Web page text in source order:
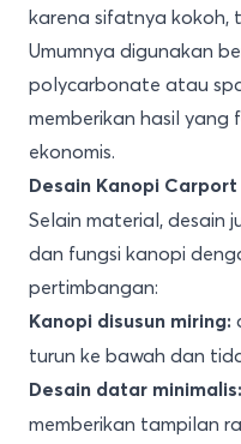
karena sifatnya kokoh,
Umumnya digunakan
polycarbonate atau
memberikan hasil yang
ekonomis.
Desain Kanopi
Selain material, desain
dan fungsi kanopi
pertimbangan:
Kanopi disusun miring:
turun ke bawah dan
Desain datar minimalis:
memberikan tampilan